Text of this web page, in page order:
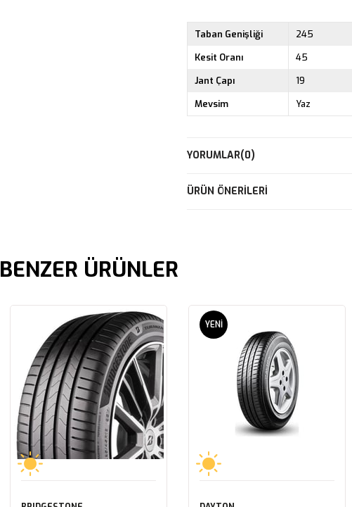
Taban Genişliği
245
Kesit Oranı
45
Jant Çapı
19
Mevsim
Yaz
YORUMLAR(0)
ÜRÜN ÖNERILERI
BENZER ÜRÜNLER
YENI